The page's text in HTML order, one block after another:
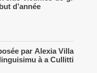
d’année
par Alexia Villa
à a Cullitti